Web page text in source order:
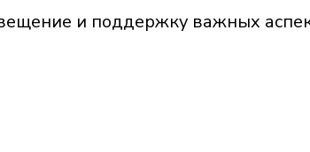
и поддержку важных